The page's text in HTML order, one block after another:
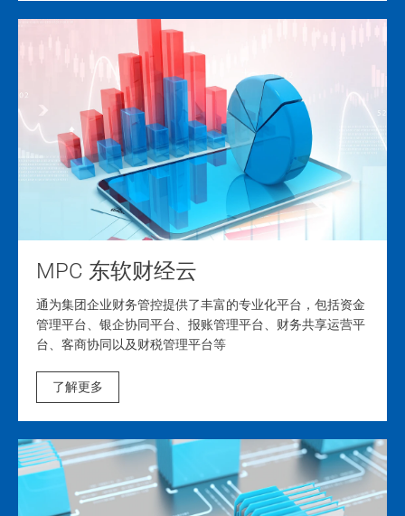
MPC 东软财经云
通为集团企业财务管控提供了丰富的专业化平台，包括资金
管理平台、银企协同平台、报账管理平台、财务共享运营平
台、客商协同以及财税管理平台等
了解更多